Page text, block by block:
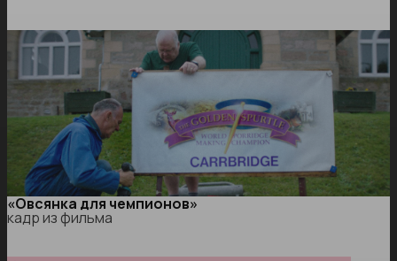
«Овсянка для чемпионов»
кадр из фильма